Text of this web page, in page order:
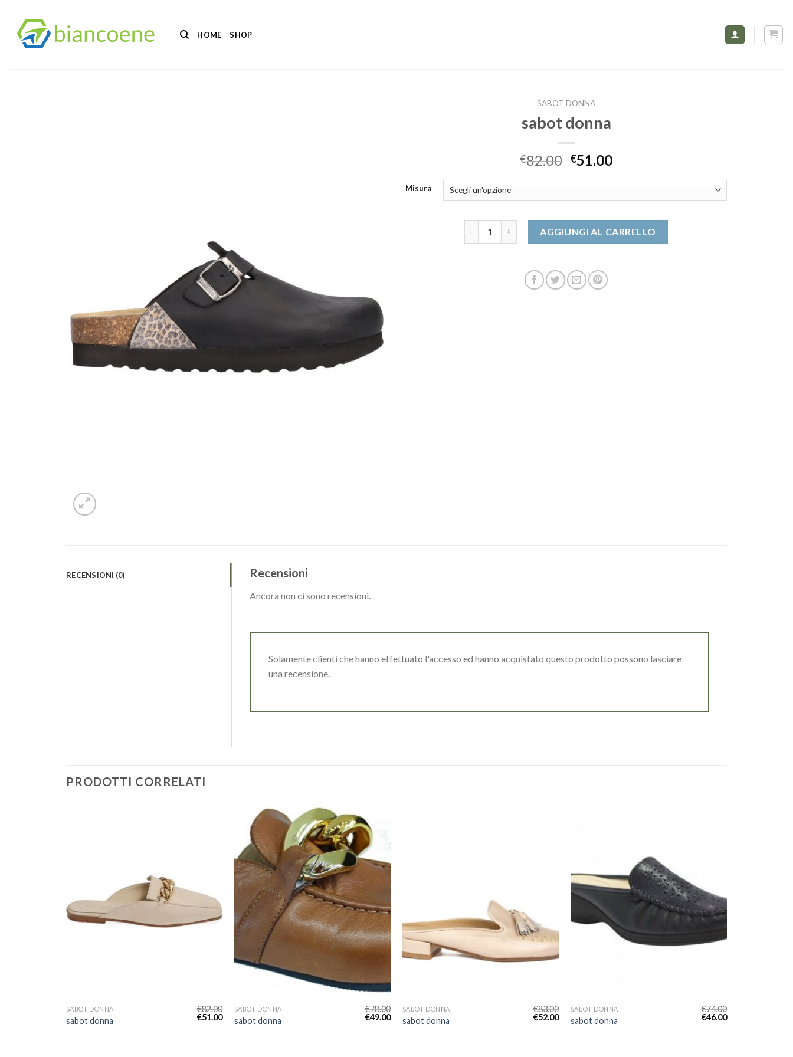
contenuti
HOME SHOP
SABOT DONNA
sabot donna
€82.00 €51.00
Misura
AGGIUNGI AL CARRELLO
RECENSIONI (0) Recensioni
Ancora non ci sono recensioni.
Solamente clienti che hanno effettuato l'accesso ed hanno acquistato questo prodotto possono lasciare
una recensione.
PRODOTTI CORRELATI
SABOT DONNA
sabot donna
€82.00
€51.00
SABOT DONNA
sabot donna
€78.00
€49.00
SABOT DONNA
sabot donna
€83.00
€52.00
SABOT DONNA
sabot donna
€74.00
€46.00